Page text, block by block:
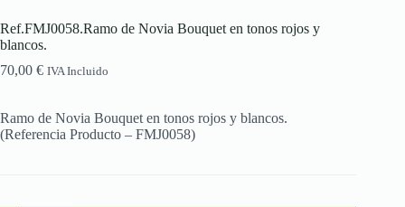
Ref.FMJ0058.Ramo de Novia Bouquet en tonos rojos y
blancos.
70,00 € IVA Incluido
Ramo de Novia Bouquet en tonos rojos y blancos.
(Referencia Producto – FMJ0058)